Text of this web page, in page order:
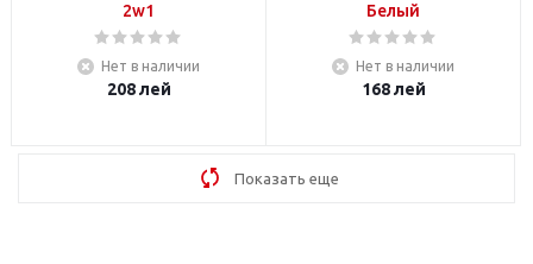
2w1
Нет в наличии
208лей
Белый
Нет в наличии
168лей
Показать еще